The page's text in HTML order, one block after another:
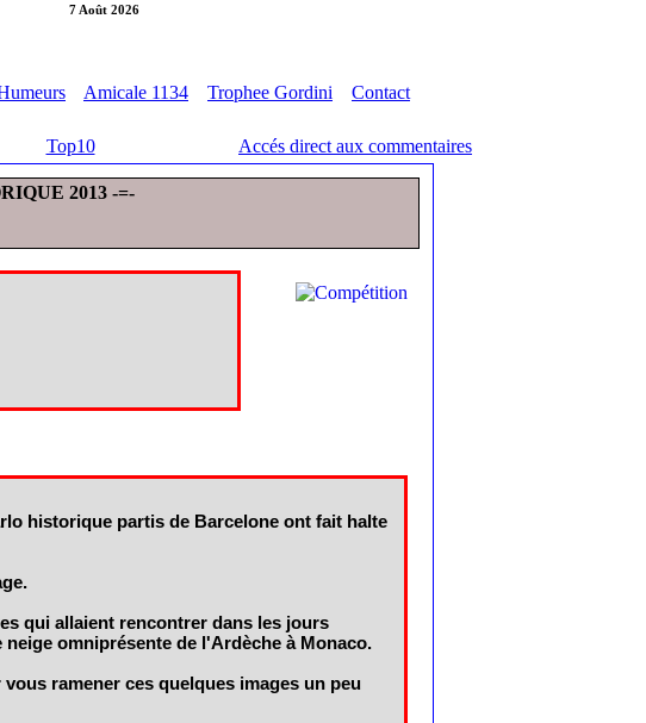
7 Août 2026
Amicale 1134 Trophee Gordini Contact
Top10 Accés direct aux commentaires
2013 -=-
historique partis de Barcelone ont fait halte
qui allaient rencontrer dans les jours
omniprésente de l'Ardèche à Monaco.
ramener ces quelques images un peu